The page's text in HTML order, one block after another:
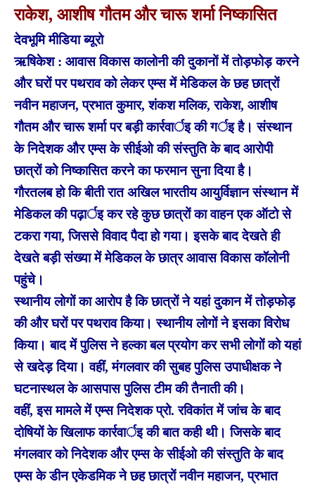
राकेश, आशीष गौतम और चारू शर्मा निष्कासित
देवभूमि मीडिया ब्यूरो
ऋषिकेश : आवास विकास कालोनी की दुकानों में तोड़फोड़ करने
और घरों पर पथराव को लेकर एम्स में मेडिकल के छह छात्रों
नवीन महाजन, प्रभात कुमार, शंकश मलिक, राकेश, आशीष
गौतम और चारू शर्मा पर बड़ी कार्रवार्इ की गर्इ है। संस्थान
के निदेशक और एम्स के सीईओ की संस्तुति के बाद आरोपी
छात्रों को निष्कासित करने का फरमान सुना दिया है।
गौरतलब हो कि बीती रात अखिल भारतीय आयुर्विज्ञान संस्थान में
मेडिकल की पढ़ार्इ कर रहे कुछ छात्रों का वाहन एक ऑटो से
टकरा गया, जिससे विवाद पैदा हो गया। इसके बाद देखते ही
देखते बड़ी संख्या में मेडिकल के छात्र आवास विकास कॉलोनी
पहुंचे।
स्थानीय लोगों का आरोप है कि छात्रों ने यहां दुकान में तोड़फोड़
की और घरों पर पथराव किया। स्थानीय लोगों ने इसका विरोध
किया। बाद में पुलिस ने हल्का बल प्रयोग कर सभी लोगों को यहां
से खदेड़ दिया। वहीं, मंगलवार की सुबह पुलिस उपाधीक्षक ने
घटनास्थल के आसपास पुलिस टीम की तैनाती की।
वहीं, इस मामले में एम्स निदेशक प्रो. रविकांत में जांच के बाद
दोषियों के खिलाफ कार्रवार्इ की बात कही थी। जिसके बाद
मंगलवार को निदेशक और एम्स के सीईओ की संस्तुति के बाद
एम्स के डीन एकेडमिक ने छह छात्रों नवीन महाजन, प्रभात